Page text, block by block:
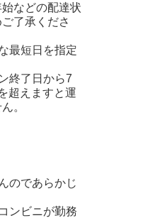
などの配達状
了承くださ
最短日を指定
終了日から7
超えますと運
。
のであらかじ
ンビニが勤務